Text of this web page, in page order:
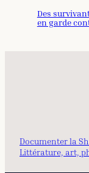
Des
en garde
Documenter la
Littérature, art,